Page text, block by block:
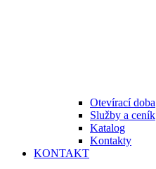
Otevírací doba
Služby a ceník
Katalog
Kontakty
KONTAKT